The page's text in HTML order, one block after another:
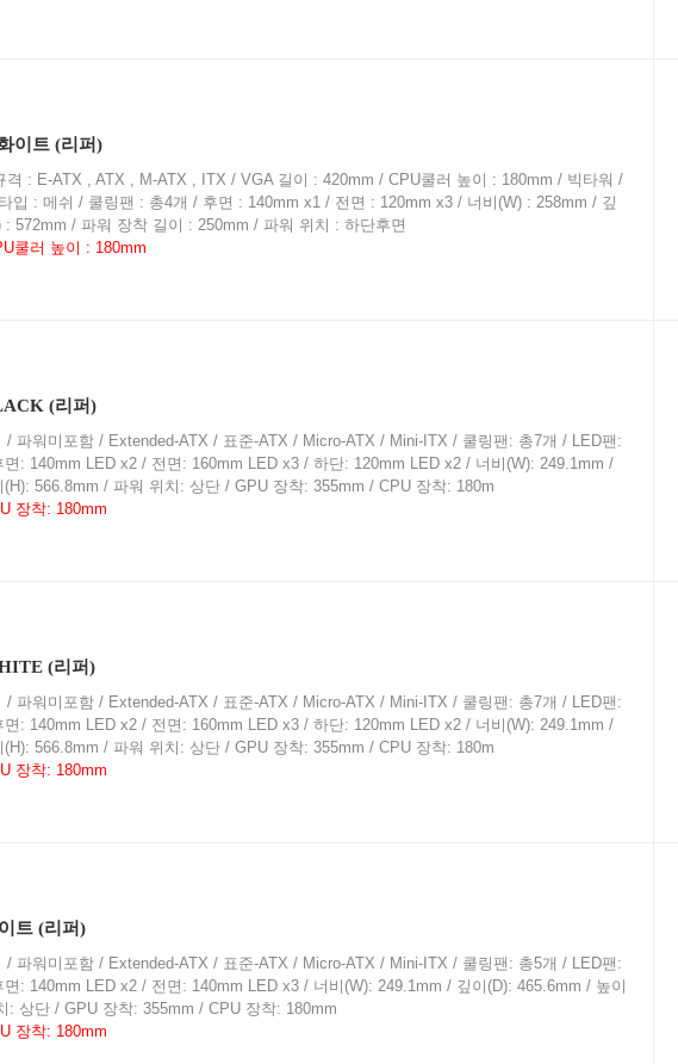
이트 (리퍼)
격 : E-ATX , ATX , M-ATX , ITX / VGA 길이 : 420mm / CPU쿨러 높이 : 180mm / 빅타워 /
입 : 메쉬 / 쿨링팬 : 총4개 / 후면 : 140mm x1 / 전면 : 120mm x3 / 너비(W) : 258mm / 깊
: 572mm / 파워 장착 길이 : 250mm / 파워 위치 : 하단후면
쿨러 높이 : 180mm
(리퍼)
/ 파워미포함 / Extended-ATX / 표준-ATX / Micro-ATX / Mini-ITX / 쿨링팬: 총7개 / LED팬:
: 140mm LED x2 / 전면: 160mm LED x3 / 하단: 120mm LED x2 / 너비(W): 249.1mm /
566.8mm / 파워 위치: 상단 / GPU 장착: 355mm / CPU 장착: 180m
장착: 180mm
(리퍼)
/ 파워미포함 / Extended-ATX / 표준-ATX / Micro-ATX / Mini-ITX / 쿨링팬: 총7개 / LED팬:
: 140mm LED x2 / 전면: 160mm LED x3 / 하단: 120mm LED x2 / 너비(W): 249.1mm /
566.8mm / 파워 위치: 상단 / GPU 장착: 355mm / CPU 장착: 180m
장착: 180mm
트 (리퍼)
/ 파워미포함 / Extended-ATX / 표준-ATX / Micro-ATX / Mini-ITX / 쿨링팬: 총5개 / LED팬:
: 140mm LED x2 / 전면: 140mm LED x3 / 너비(W): 249.1mm / 깊이(D): 465.6mm / 높이
: 상단 / GPU 장착: 355mm / CPU 장착: 180mm
장착: 180mm